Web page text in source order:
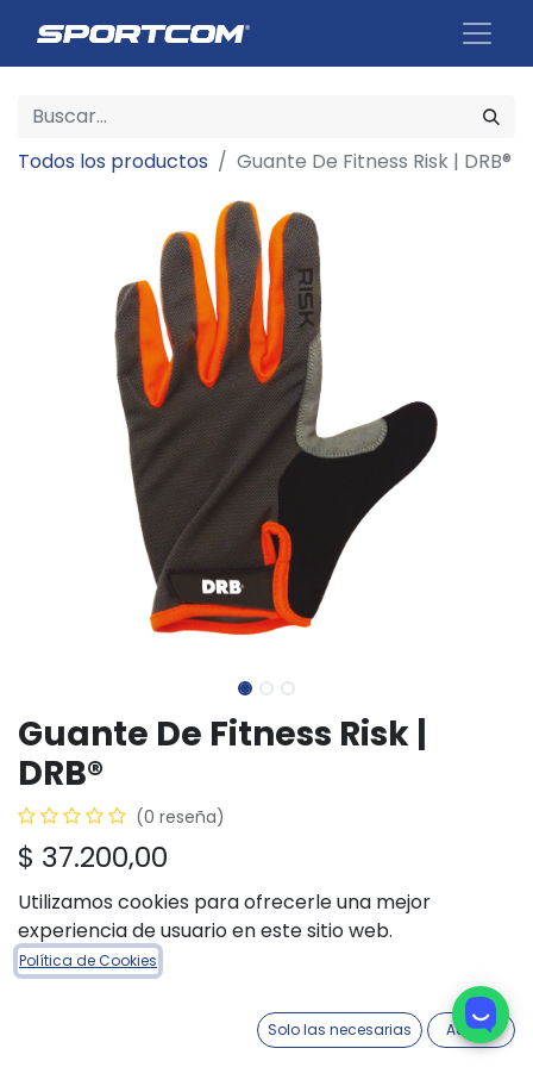
Todos los productos Guante De Fitness Risk | DRB®
Guante De Fitness Risk |
DRB®
(0 reseña)
$ 37.200,00
TALLE INDUMENTARIA
S M
Utilizamos cookies para ofrecerle una mejor
experiencia de usuario en este sitio web.
Política de Cookies
Solo las necesarias Acepto